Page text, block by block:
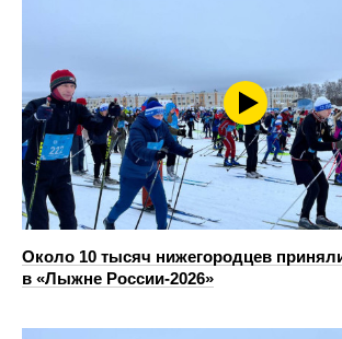
Около 10 тысяч нижегородцев
в «Лыжне России-2026»